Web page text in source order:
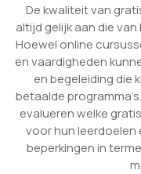
De kwaliteit van
altijd gelijk aan die
Hoewel online
en vaardigheden
en begeleiding die
betaalde
evalueren welke
voor hun leerdoelen
beperkingen in